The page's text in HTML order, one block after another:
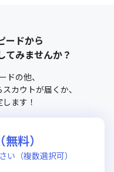
ードから
てみませんか？
ドの他、
カウトが届くか、
ます！
料）
い（複数選択可）